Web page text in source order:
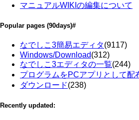
マニュアルWIKIの編集について
Popular pages (90days)#
なでしこ3簡易エディタ(9117)
Windows/Download(312)
なでしこ3エディタの一覧(244)
プログラムをPCアプリとして配
ダウンロード(238)
Recently updated: